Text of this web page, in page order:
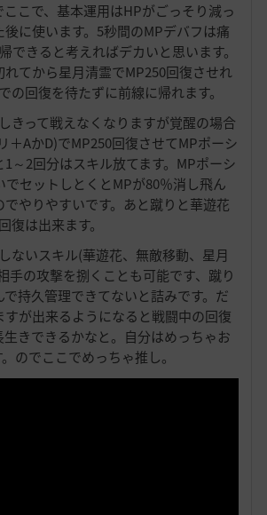
こで、基本運用はHPがごっそり減っ
に使います。5秒間のMPデバフは痛
できると考えればデカいと思います。
れてから星月清霊でMP250回復させれ
の回復を待たずに前線に帰れます。
きって戦えなくなりますが覚醒の場合
＋AかD)でMP250回復させてMPポーシ
1～2回分はスキル放てます。MPポーシ
でセットしとくとMPが80％消し飛ん
やりやすいです。あと蹴りと華遊花
復は出来ます。
ないスキル(華遊花、無敵移動、星月
手の攻撃を捌くことも可能です、蹴り
持久管理できてないと詰みです。だ
すが出来るようになると戦闘中の回復
きできるかなと。自分はめっちゃお
のでここでめっちゃ推し。